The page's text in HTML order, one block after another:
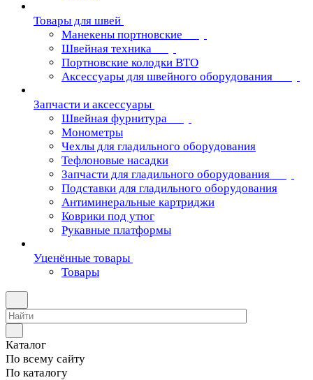
Товары для швей
Манекены портновские
Швейная техника
Портновские колодки ВТО
Аксессуары для швейного оборудования
Запчасти и аксессуары
Швейная фурнитура
Монометры
Чехлы для гладильного оборудования
Тефлоновые насадки
Запчасти для гладильного оборудования
Подставки для гладильного оборудования
Антиминеральные картриджи
Коврики под утюг
Рукавные платформы
Уценённые товары
Товары
Каталог
По всему сайту
По каталогу